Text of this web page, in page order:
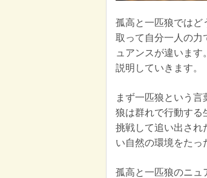
孤高と一匹狼ではど
取って自分一人の力
ュアンスが違いま
説明していきます。
まず一匹狼という言
狼は群れで行動する
挑戦して追い出され
い自然の環境をたっ
孤高と一匹狼のニュ